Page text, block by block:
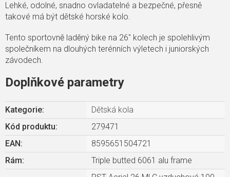
Lehké, odolné, snadno ovladatelné a bezpečné, přesně
takové má být dětské horské kolo.
Tento sportovně laděný bike na 26" kolech je spolehlivým
společníkem na dlouhých terénních výletech i juniorských
závodech.
Doplňkové parametry
Kategorie:
Dětská kola
Kód produktu:
279471
EAN :
8595651504721
Rám:
Triple butted 6061 alu frame